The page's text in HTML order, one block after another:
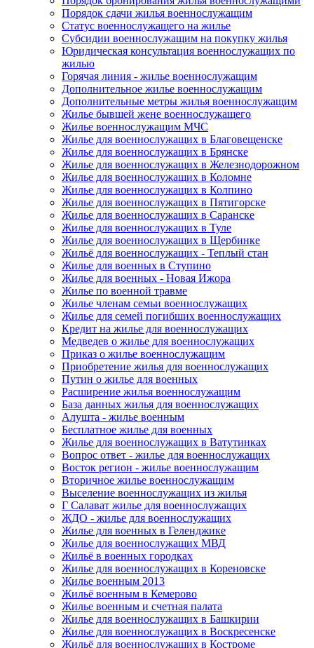
Порядок сдачи жилья военнослужащим
Статус военнослужащего на жилье
Субсидии военнослужащим на покупку жилья
Юридическая консультация военнослужащих по
жилью
Горячая линия - жилье военнослужащим
Дополнительное жилье военнослужащим
Дополнительные метры жилья военнослужащим
Жилье бывшей жене военнослужащего
Жилье военнослужащим МЧС
Жилье для военнослужащих в Благовещенске
Жилье для военнослужащих в Брянске
Жилье для военнослужащих в Железнодорожном
Жилье для военнослужащих в Коломне
Жилье для военнослужащих в Колпино
Жилье для военнослужащих в Пятигорске
Жилье для военнослужащих в Саранске
Жилье для военнослужащих в Туле
Жилье для военнослужащих в Щербинке
Жильё для военнослужащих - Теплый стан
Жилье для военных в Ступино
Жилье для военных - Новая Ижора
Жилье по военной травме
Жилье членам семьи военнослужащих
Жилье для семей погибших военнослужащих
Кредит на жилье для военнослужащих
Медведев о жилье для военнослужащих
Приказ о жилье военнослужащим
Приобретение жилья для военнослужащих
Путин о жилье для военных
Расширение жилья военнослужащим
База данных жилья для военнослужащих
Алушта - жилье военным
Бесплатное жилье для военных
Жилье для военнослужащих в Ватутинках
Вопрос ответ - жилье для военнослужащих
Восток регион - жилье военнослужащим
Вторичное жилье военнослужащим
Выселение военнослужащих из жилья
Г Салават жилье для военнослужащих
ЖДО - жилье для военнослужащих
Жилье для военных в Геленджике
Жилье для военнослужащих МВД
Жильё в военных городках
Жилье для военнослужащих в Кореновске
Жилье военным 2013
Жильё военным в Кемерово
Жилье военным и счетная палата
Жилье для военнослужащих в Башкирии
Жилье для военнослужащих в Воскресенске
Жильё для военнослужащих в Костроме